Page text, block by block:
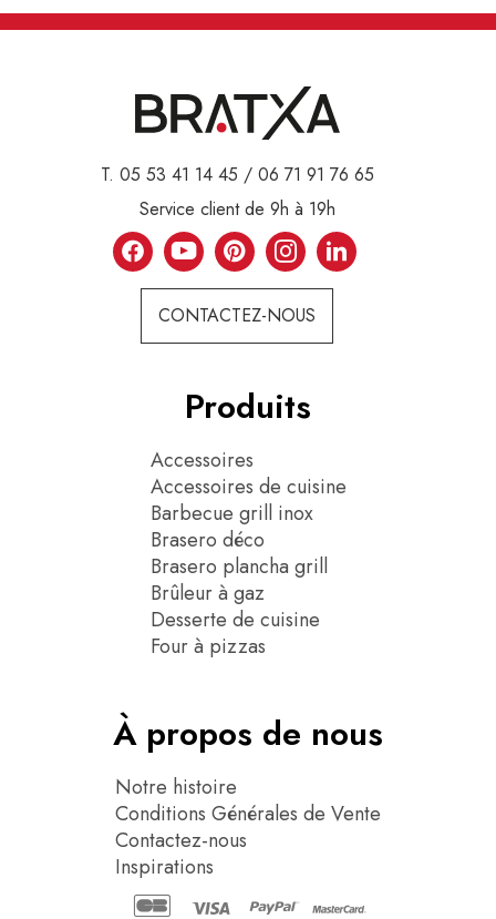
T. 05 53 41 14 45 / 06 71 91 76 65
Service client de 9h à 19h
CONTACTEZ-NOUS
Produits
Accessoires
Accessoires de cuisine
Barbecue grill inox
Brasero déco
Brasero plancha grill
Brûleur à gaz
Desserte de cuisine
Four à pizzas
À propos de nous
Notre histoire
Conditions Générales de Vente
Contactez-nous
Inspirations